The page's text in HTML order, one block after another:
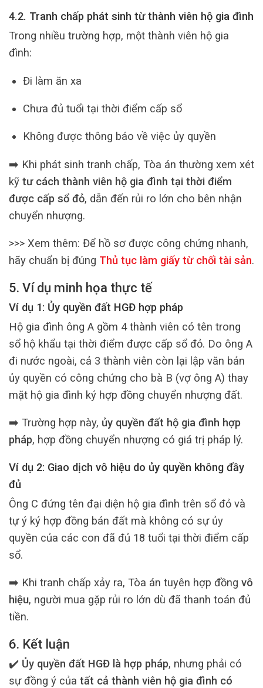
4.2. Tranh chấp phát sinh từ thành viên hộ gia đình
Trong nhiều trường hợp, một thành viên hộ gia
đình:
Đi làm ăn xa
Chưa đủ tuổi tại thời điểm cấp sổ
Không được thông báo về việc ủy quyền
➡️ Khi phát sinh tranh chấp, Tòa án thường xem xét
kỹ tư cách thành viên hộ gia đình tại thời điểm
được cấp sổ đỏ, dẫn đến rủi ro lớn cho bên nhận
chuyển nhượng.
>>> Xem thêm: Để hồ sơ được công chứng nhanh,
hãy chuẩn bị đúng Thủ tục làm giấy từ chối tài sản.
5. Ví dụ minh họa thực tế
Ví dụ 1: Ủy quyền đất HGĐ hợp pháp
Hộ gia đình ông A gồm 4 thành viên có tên trong
sổ hộ khẩu tại thời điểm được cấp sổ đỏ. Do ông A
đi nước ngoài, cả 3 thành viên còn lại lập văn bản
ủy quyền có công chứng cho bà B (vợ ông A) thay
mặt hộ gia đình ký hợp đồng chuyển nhượng đất.
➡️ Trường hợp này, ủy quyền đất hộ gia đình hợp
pháp, hợp đồng chuyển nhượng có giá trị pháp lý.
Ví dụ 2: Giao dịch vô hiệu do ủy quyền không đầy
đủ
Ông C đứng tên đại diện hộ gia đình trên sổ đỏ và
tự ý ký hợp đồng bán đất mà không có sự ủy
quyền của các con đã đủ 18 tuổi tại thời điểm cấp
sổ.
➡️ Khi tranh chấp xảy ra, Tòa án tuyên hợp đồng vô
hiệu, người mua gặp rủi ro lớn dù đã thanh toán đủ
tiền.
6. Kết luận
✔️ Ủy quyền đất HGĐ là hợp pháp, nhưng phải có
sự đồng ý của tất cả thành viên hộ gia đình có